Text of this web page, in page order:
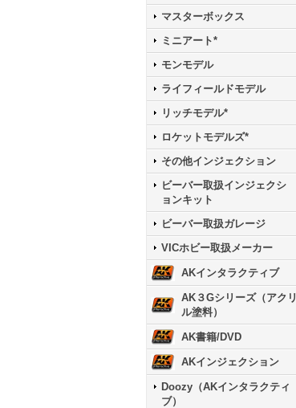
マスターボックス
ミニアート*
モンモデル
ライフィールドモデル
リッチモデル*
ロケットモデルズ*
その他インジェクション
ビーバー取扱インジェクシ
ョンキット
ビーバー取扱ガレージ
VICホビー取扱メーカー
AKインタラクティブ
AK３Gシリーズ（アクリ
ル塗料）
AK書籍/DVD
AKインジェクション
Doozy（AKインタラクティ
ブ）